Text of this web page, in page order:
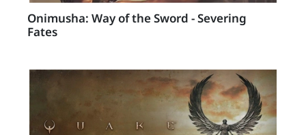
Onimusha: Way of the Sword - Severing
Fates